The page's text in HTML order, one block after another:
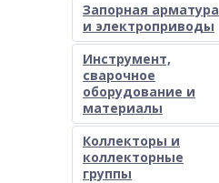
Запорная арматура
и электроприводы
Инструмент,
сварочное
оборудование и
материалы
Коллекторы и
коллекторные
группы